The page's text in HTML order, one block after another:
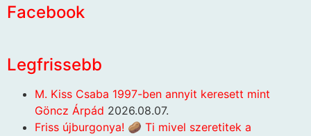
Facebook
Legfrissebb
M. Kiss Csaba 1997-ben annyit keresett mint
Göncz Árpád 2026.08.07.
Friss újburgonya! 🥔 Ti mivel szeretitek a